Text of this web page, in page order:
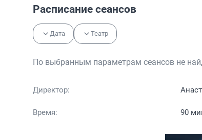
Расписание сеансов
Дата Театр
По выбранным параметрам сеансов не
Директор:
Время: 90